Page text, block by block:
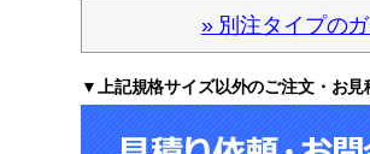
» 別注タイプの
▼上記規格サイズ以外のご注文・お見